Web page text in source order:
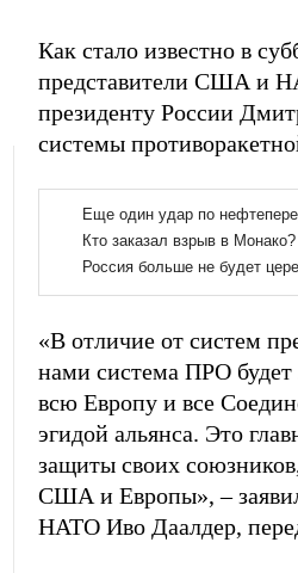
Как стало известно в
представители США и
президенту России
системы
«В отличие от систем
нами система ПРО
всю Европу и все
эгидой альянса. Это
защиты своих
США и Европы», –
НАТО Иво Даалдер,